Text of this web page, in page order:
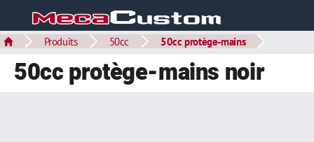
Produits 50cc 50cc protège-mains
50cc protège-mains noir